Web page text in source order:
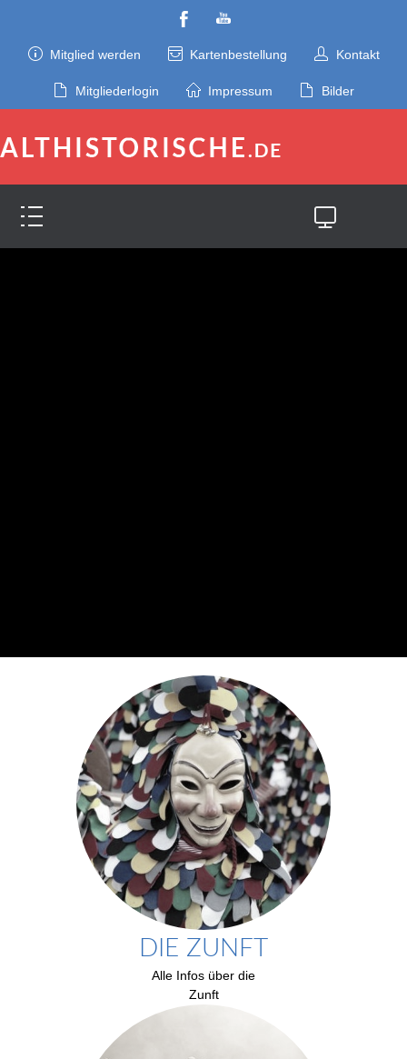
Mitglied werden Kartenbestellung Kontakt
Mitgliederlogin Impressum Bilder
DIE ZUNFT
Alle Infos über die
Zunft